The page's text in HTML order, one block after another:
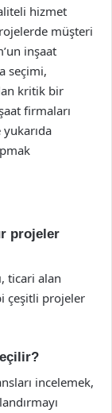
hizmet
müşteri
inşaat
seçimi,
kritik bir
firmaları
projeler
ticari alan
çeşitli projeler
incelemek,